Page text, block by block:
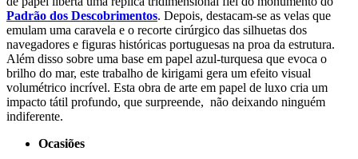
Padrão dos Descobrimentos. Depois, destacam-se as velas que
emulam uma caravela e o recorte cirúrgico das silhuetas dos
navegadores e figuras históricas portuguesas na proa da estrutura.
Além disso sobre uma base em papel azul-turquesa que evoca o
brilho do mar, este trabalho de kirigami gera um efeito visual
volumétrico incrível. Esta obra de arte em papel de luxo cria um
impacto tátil profundo, que surpreende, não deixando ninguém
indiferente.
Ocasiões